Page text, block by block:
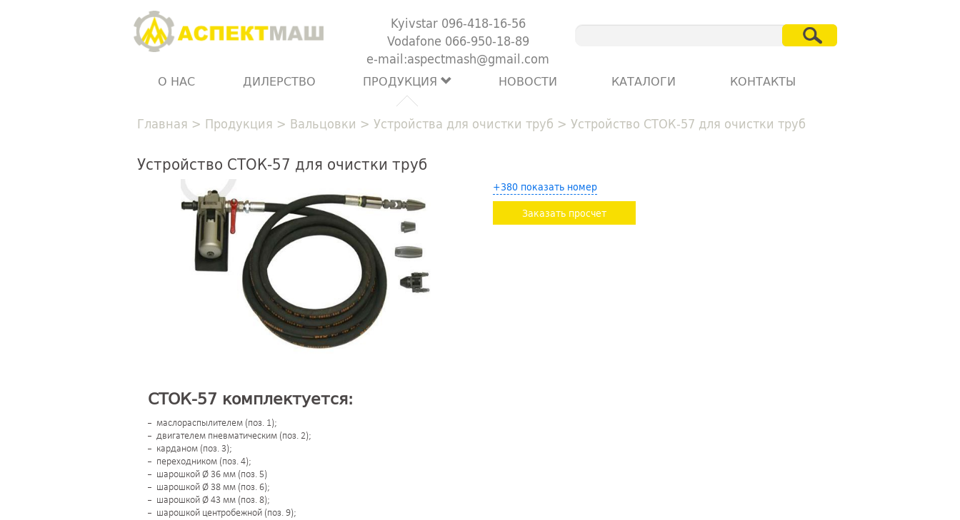
Kyivstar 096-418-16-56
Vodafone 066-950-18-89
e-mail:aspectmash@gmail.com
О НАС ДИЛЕРСТВО ПРОДУКЦИЯ НОВОСТИ КАТАЛОГИ КОНТАКТЫ
Главная > Продукция > Вальцовки > Устройства для очистки труб > Устройство СТОК-57 для очистки труб
Устройство СТОК-57 для очистки труб
+380 показать номер
Заказать просчет
СТОК-57 комплектуется:
маслораспылителем (поз. 1);
двигателем пневматическим (поз. 2);
карданом (поз. 3);
переходником (поз. 4);
шарошкой Ø 36 мм (поз. 5)
шарошкой Ø 38 мм (поз. 6);
шарошкой Ø 43 мм (поз. 8);
шарошкой центробежной (поз. 9);